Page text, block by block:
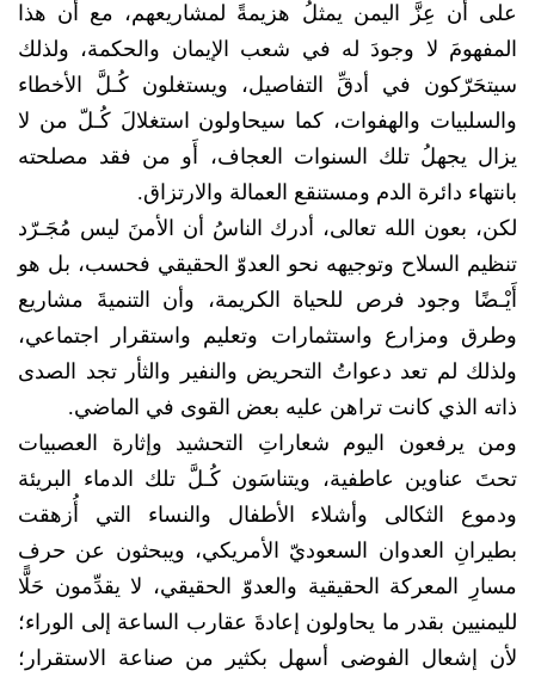
على أن عِزَّ اليمن يمثلُ هزيمةً لمشاريعهم، مع أن هذا
المفهومَ لا وجودَ له في شعب الإيمان والحكمة، ولذلك
سيتحَرّكون في أدقِّ التفاصيل، ويستغلون كُـلَّ الأخطاء
والسلبيات والهفوات، كما سيحاولون استغلالَ كُـلّ من لا
يزال يجهلُ تلك السنوات العجاف، أَو من فقد مصلحته
بانتهاء دائرة الدم ومستنقع العمالة والارتزاق.
لكن، بعون الله تعالى، أدرك الناسُ أن الأمنَ ليس مُجَـرّد
تنظيم السلاح وتوجيهه نحو العدوّ الحقيقي فحسب، بل هو
أَيْـضًا وجود فرص للحياة الكريمة، وأن التنميةَ مشاريع
وطرق ومزارع واستثمارات وتعليم واستقرار اجتماعي،
ولذلك لم تعد دعواتُ التحريض والنفير والثأر تجد الصدى
ذاته الذي كانت تراهن عليه بعض القوى في الماضي.
ومن يرفعون اليوم شعاراتِ التحشيد وإثارة العصبيات
تحتَ عناوين عاطفية، ويتناسَون كُـلَّ تلك الدماء البريئة
ودموع الثكالى وأشلاء الأطفال والنساء التي أُزهقت
بطيرانِ العدوان السعوديّ الأمريكي، ويبحثون عن حرف
مسارِ المعركة الحقيقية والعدوّ الحقيقي، لا يقدِّمون حَلًّا
لليمنيين بقدر ما يحاولون إعادةَ عقارب الساعة إلى الوراء؛
لأن إشعال الفوضى أسهل بكثير من صناعة الاستقرار؛